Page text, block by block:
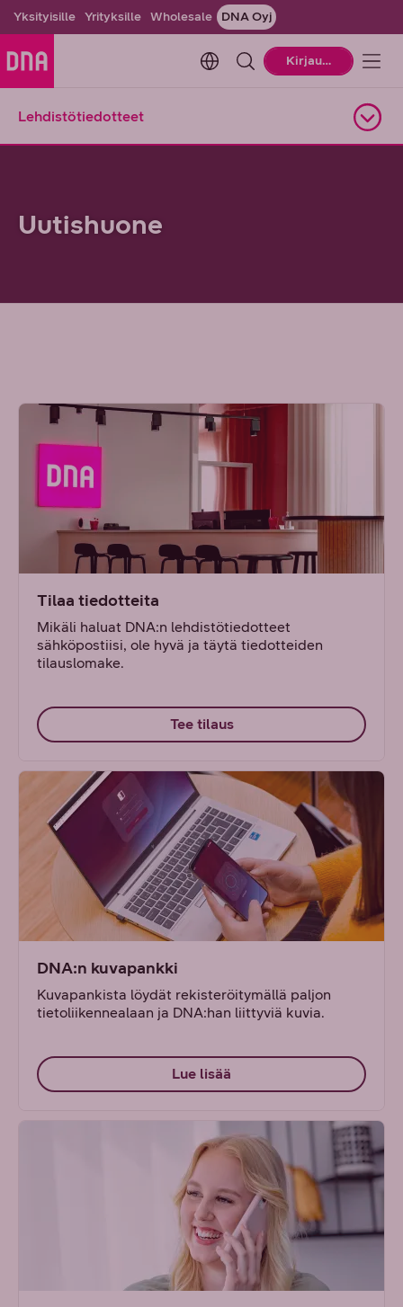
Yksityisille Yrityksille Wholesale DNA Oyj
Change language. Current
Kirjaudu
Lehdistötiedotteet
Uutishuone
Tilaa tiedotteita
Mikäli haluat DNA:n lehdistötiedotteet
sähköpostiisi, ole hyvä ja täytä tiedotteiden
tilauslomake.
Tee tilaus
DNA:n kuvapankki
Kuvapankista löydät rekisteröitymällä paljon
tietoliikennealaan ja DNA:han liittyviä kuvia.
Lue lisää